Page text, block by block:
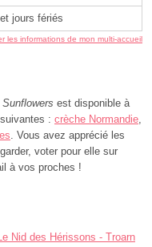
jours fériés
les informations de mon multi-accueil
est disponible à
: crèche Normandie
. Vous avez apprécié les
voter pour elle sur
à vos proches !
Le Nid des Hérissons - Troarn